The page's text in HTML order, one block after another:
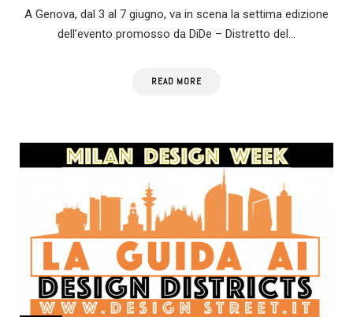
A Genova, dal 3 al 7 giugno, va in scena la settima edizione
dell’evento promosso da DiDe – Distretto del…
READ MORE